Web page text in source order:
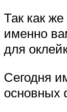
Так как
именно
для
Сегодня
основных